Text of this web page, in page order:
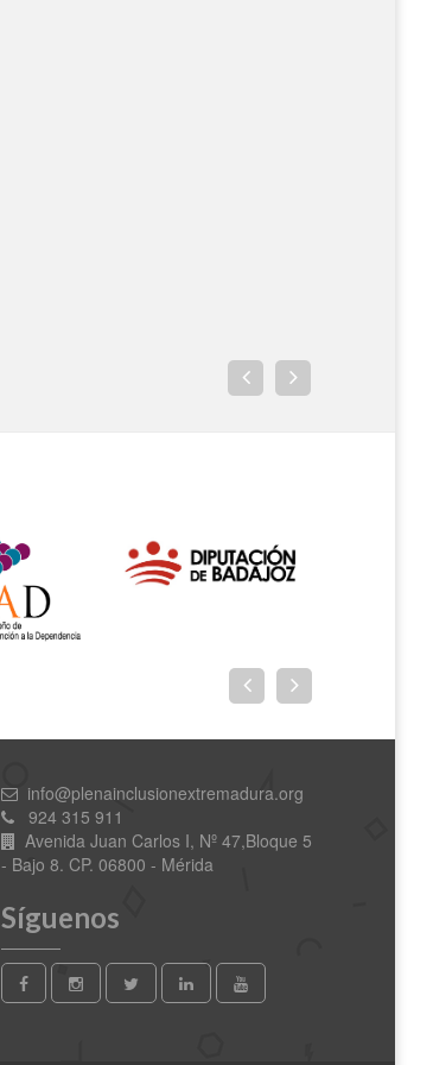
info@plenainclusionextremadura.org
924 315 911
Avenida Juan Carlos I, Nº 47,Bloque 5
- Bajo 8. CP. 06800 - Mérida
Síguenos